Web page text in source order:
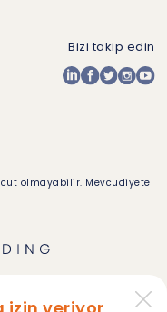
Bizi takip edin
olmayabilir. Mevcudiyete